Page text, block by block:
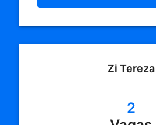
Zi Tereza
2